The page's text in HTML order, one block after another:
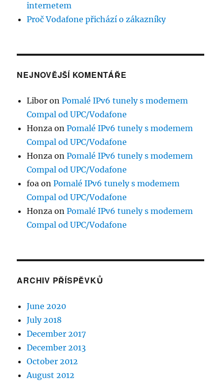
internetem
Proč Vodafone přichází o zákazníky
NEJNOVĚJŠÍ KOMENTÁŘE
Libor onPomalé IPv6 tunely s modemem
Compal od UPC/Vodafone
Honza onPomalé IPv6 tunely s modemem
Compal od UPC/Vodafone
Honza onPomalé IPv6 tunely s modemem
Compal od UPC/Vodafone
foa onPomalé IPv6 tunely s modemem
Compal od UPC/Vodafone
Honza onPomalé IPv6 tunely s modemem
Compal od UPC/Vodafone
ARCHIV PŘÍSPĚVKŮ
June 2020
July 2018
December 2017
December 2013
October 2012
August 2012